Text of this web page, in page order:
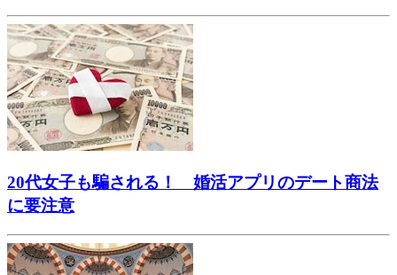
20代女子も騙される！ 婚活アプリのデート商法
に要注意